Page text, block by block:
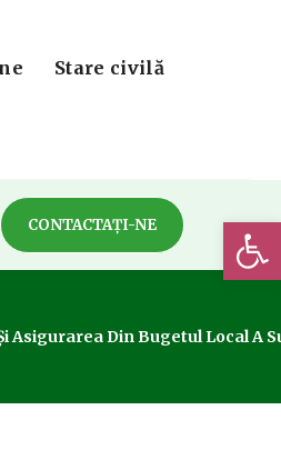
Stare civilă
CONTACTAȚI-NE
Din Bugetul